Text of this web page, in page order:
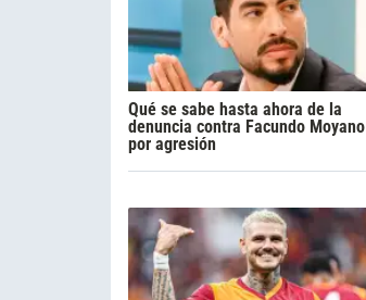
Qué se sabe hasta ahora de la
denuncia contra Facundo Moyano
por agresión